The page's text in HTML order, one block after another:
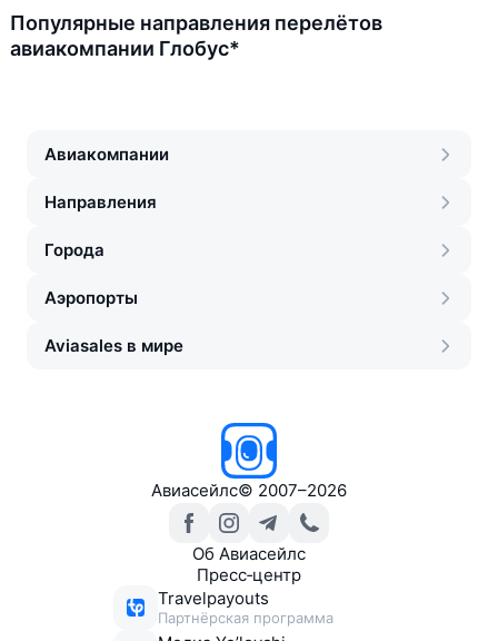
Популярные направления перелётов
авиакомпании Глобус*
Авиакомпании
Направления
Города
Аэропорты
Aviasales в мире
Авиасейлс© 2007–2026
Об Авиасейлс
Пресс‑центр
Travelpayouts
Партнёрская программа